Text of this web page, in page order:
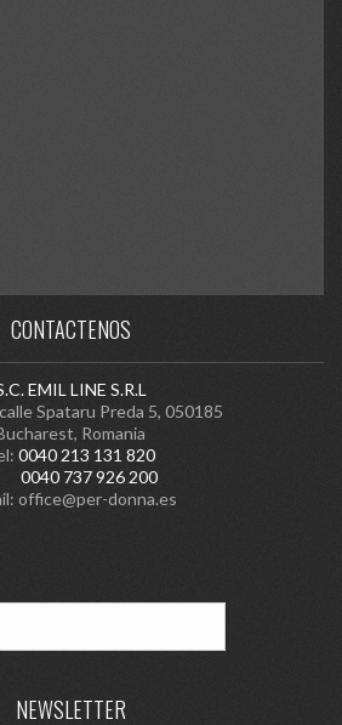
CONTACTENOS
EMIL LINE S.R.L
Spataru Preda 5, 050185
Romania
0040 213 131 820
0040 737 926 200
office@per-donna.es
NEWSLETTER